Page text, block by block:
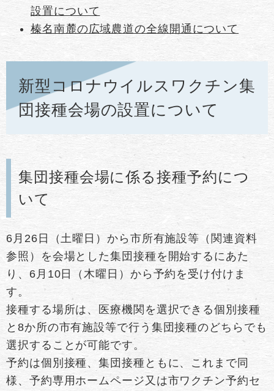
設置について
榛名南麓の広域農道の全線開通について
新型コロナウイルスワクチン集
団接種会場の設置について
集団接種会場に係る接種予約につ
いて
6月26日（土曜日）から市所有施設等（関連資料
参照）を会場とした集団接種を開始するにあた
り、6月10日（木曜日）から予約を受け付けま
す。
接種する場所は、医療機関を選択できる個別接種
と8か所の市有施設等で行う集団接種のどちらでも
選択することが可能です。
予約は個別接種、集団接種ともに、これまで同
様、予約専用ホームページ又は市ワクチン予約セ